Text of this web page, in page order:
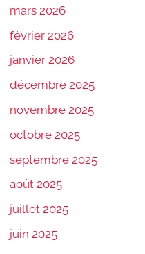
mars 2026
février 2026
janvier 2026
décembre 2025
novembre 2025
octobre 2025
septembre 2025
août 2025
juillet 2025
juin 2025